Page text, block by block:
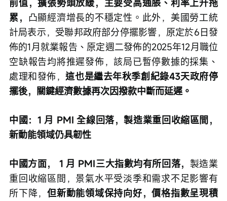
前值，擴張勢頭放緩，主要受高通脹、利率上升拖
累， 凸顯經濟增長的不穩定性。此外，美國勞工統
計局表示，受聯邦政府部分停擺影響，原定於6日發
佈的1月就業報告、原定週二發佈的2025年12月職位
空缺報告均將推遲發佈，該局已暫停數據的採集、
處理和發佈，這也是繼去年秋季創紀錄43天政府停
擺後，關鍵經濟數據再次因撥款中斷而延遲。
中國：1 月 PMI 全線回落，製造業重回收縮區間，
新動能領域仍具韌性
中國方面， 1 月 PMI三大指數均有所回落， 製造業
重回收縮區間，景氣水平受淡季和需求不足影響有
所下降，但新動能領域保持向好，價格指數呈現積